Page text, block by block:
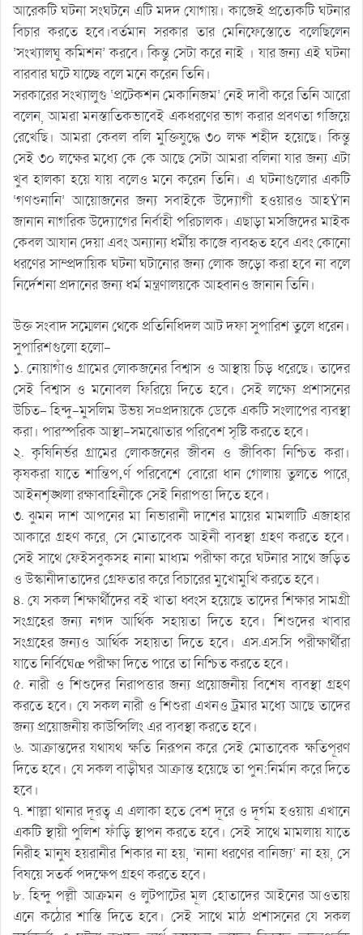
আরেকটি ঘটনা সংঘটনে এটি মদদ যোগায়। কাজেই প্রত্যেকটি ঘটনার
বিচার করতে হবে।বর্তমান সরকার তার মেনিফেস্তোতে বলেছিলেন
’সংখ্যালঘু কমিশন’ করবে। কিন্তু সেটা করে নাই । যার জন্য এই ঘটনা
বারবার ঘটে যাচ্ছে বলে মনে করেন তিনি।
সরকারের সংখ্যালুগু ‘প্রটেকশন মেকানিজম’ নেই দাবী করে তিনি আরো
বলেন, আমরা মনস্তাতিকভাবেই একধরণের ভাগ করার প্রবণতা গজিয়ে
রেখেছি। আমরা কেবল বলি মুক্তিযুদ্ধে ৩০ লক্ষ শহীদ হয়েছে। কিন্তু
সেই ৩০ লক্ষের মধ্যে কে কে আছে সেটা আমরা বলিনা যার জন্য এটা
খুব হালকা হয়ে যায় বলেও মনে করেন তিনি। এ ঘটনাগুলোর একটি
‘গণশুনানি’ আয়োজনের জন্য সবাইকে উদ্যোগী হওয়ারও আহŸান
জানান নাগরিক উদ্যোগের নির্বাহী পরিচালক। এছাড়া মসজিদের মাইক
কেবল আযান দেয়া এবং অন্যান্য ধর্মীয় কাজে ব্যবহৃত হবে এবং কোনো
ধরণের সাম্প্রদায়িক ঘটনা ঘটানোর জন্য লোক জড়ো করা হবে না বলে
নির্দেশনা প্রদানের জন্য ধর্ম মন্ত্রণালয়কে আহ্বানও জানান তিনি।
উক্ত সংবাদ সম্মেলন থেকে প্রতিনিধিদল আট দফা সুপারিশ তুলে ধরেন।
সুপারিশগুলো হলো-
১. নোয়াগাঁও গ্রামের লোকজনের বিশ্বাস ও আস্থায় চিড় ধরেছে। তাদের
সেই বিশ্বাস ও মনোবল ফিরিয়ে দিতে হবে। সেই লক্ষ্যে প্রশাসনের
উচিত- হিন্দু-মুসলিম উভয় স¤প্রদায়কে ডেকে একটি সংলাপের ব্যবস্থা
করা। পারস্পরিক আস্থা-সমঝোতার পরিবেশ সৃষ্টি করতে হবে।
২. কৃষিনির্ভর গ্রামের লোকজনের জীবন ও জীবিকা নিশ্চিত করা।
কৃষকরা যাতে শান্তিপ‚র্ণ পরিবেশে বোরো ধান গোলায় তুলতে পারে,
আইনশৃঙ্খলা রক্ষাবাহিনীকে সেই নিরাপত্তা দিতে হবে।
৩. ঝুমন দাশ আপনের মা নিভারানী দাশের মায়ের মামলাটি এজাহার
আকারে গ্রহণ করে, সে মোতাবেক আইনী ব্যবস্থা গ্রহণ করতে হবে।
সেই সাথে ফেইসবুকসহ নানা মাধ্যম পরীক্ষা করে ঘটনার সাথে জড়িত
ও উস্কানীদাতাদের গ্রেফতার করে বিচারের মুখোমুখি করতে হবে।
৪. যে সকল শিক্ষার্থীদের বই খাতা ধ্বংস হয়েছে তাদের শিক্ষার সামগ্রী
সংগ্রহের জন্য নগদ আর্থিক সহায়তা দিতে হবে। শিশুদের খাবার
সংগ্রহের জন্যও আর্থিক সহায়তা দিতে হবে। এস.এস.সি পরীক্ষার্থীরা
যাতে নির্বিঘেœ পরীক্ষা দিতে পারে তা নিশ্চিত করতে হবে।
৫. নারী ও শিশুদের নিরাপত্তার জন্য প্রয়োজনীয় বিশেষ ব্যবস্থা গ্রহণ
করতে হবে। যে সকল নারী ও শিশুরা এখনও ট্রমার মধ্যে আছে তাদের
জন্য প্রয়োজনীয় কাউন্সিলিং এর ব্যবস্থা করতে হবে।
৬. আক্রান্তদের যথাযথ ক্ষতি নিরূপন করে সেই মোতাবেক ক্ষতিপূরণ
দিতে হবে। যে সকল বাড়ীঘর আক্রান্ত হয়েছে তা পুন:নির্মান করে দিতে
হবে।
৭. শাল্লা থানার দূরত্ব এ এলাকা হতে বেশ দূরে ও দূর্গম হওয়ায় এখানে
একটি স্থায়ী পুলিশ ফাঁড়ি স্থাপন করতে হবে। সেই সাথে মামলায় যাতে
নিরীহ মানুষ হয়রানীর শিকার না হয়, ‘নানা ধরণের বানিজ্য’ না হয়, সে
বিষয়ে সতর্ক পদক্ষেপ গ্রহণ করতে হবে।
৮. হিন্দু পল্লী আক্রমন ও লুটপাটের মূল হোতাদের আইনের আওতায়
এনে কঠোর শাস্তি দিতে হবে। সেই সাথে মাঠ প্রশাসনের যে সকল